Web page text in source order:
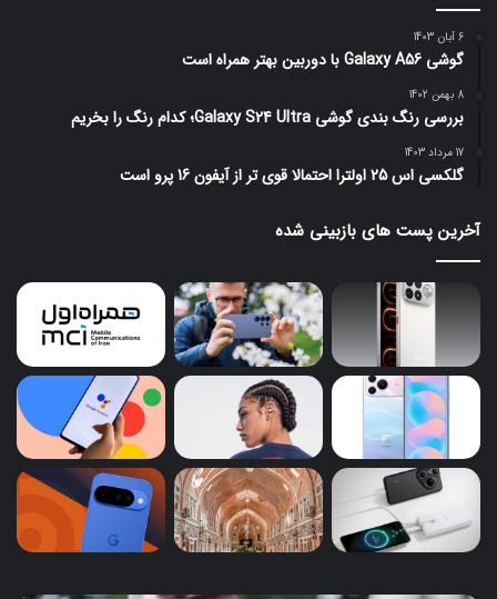
6 آبان 1403
گوشی Galaxy A56 با دوربین بهتر همراه است
8 بهمن 1402
بررسی رنگ بندی گوشی Galaxy S24 Ultra؛ کدام رنگ را بخریم
17 مرداد 1403
گلکسی اس 25 اولترا احتمالا قوی تر از آیفون 16 پرو است
آخرین پست های بازبینی شده